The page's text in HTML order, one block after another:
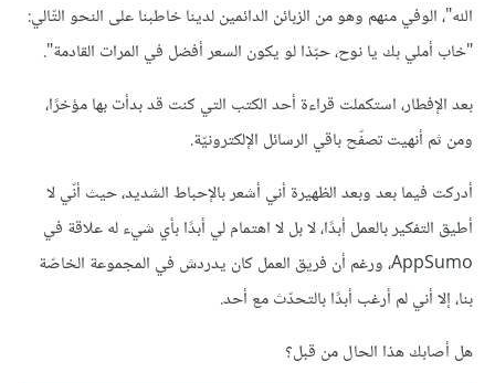
الله"، الوفي منهم وهو من الزبائن الدائمين لدينا خاطبنا على النحو التّالي:
"خاب أملي بك يا نوح، حبّذا لو يكون السعر أفضل في المرات القادمة".
بعد الإفطار، استكملت قراءة أحد الكتب التي كنت قد بدأت بها مؤخرًا،
ومن ثم أنهيت تصفّح باقي الرسائل الإلكترونيّة.
أدركت فيما بعد وبعد الظهيرة أني أشعر بالإحباط الشديد، حيث أنّي لا
أطيق التفكير بالعمل أبدًا، لا بل لا اهتمام لي أبدًا بأي شيء له علاقة في
AppSumo، ورغم أن فريق العمل كان يدردش في المجموعة الخاصّة
بنا، إلا أني لم أرغب أبدًا بالتحدّث مع أحد.
هل أصابك هذا الحال من قبل؟